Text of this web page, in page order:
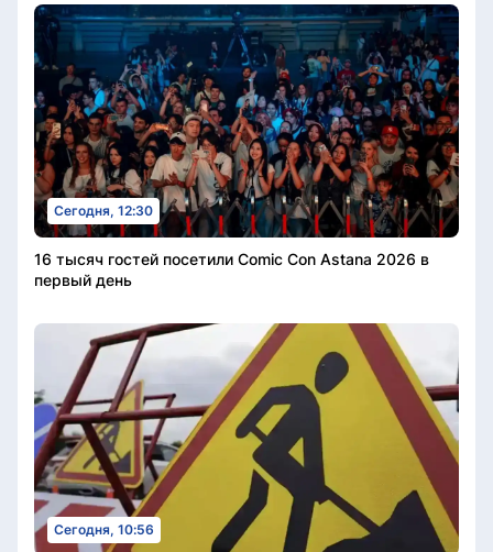
Сегодня, 12:30
16 тысяч гостей посетили Comic Con Astana 2026 в
первый день
Сегодня, 10:56